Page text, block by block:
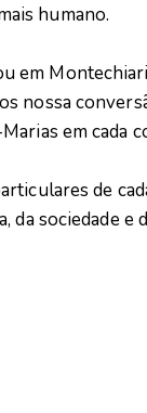
humano.
em
nossa
em cada
de
da sociedade e